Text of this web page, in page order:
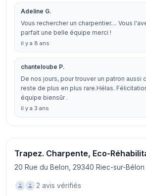
Adeline G.
Vous rechercher un charpentier.... Vous
parfait une belle équipe merci !
il y a 8 ans
chanteloube P.
De nos jours, pour trouver un patron aussi
reste de plus en plus rare.Hélas.
équipe biensūr .
il y a 3 ans
Trapez. Charpente, Eco-
20 Rue du Belon, 29340 Riec-sur-Bélon
2 avis vérifiés